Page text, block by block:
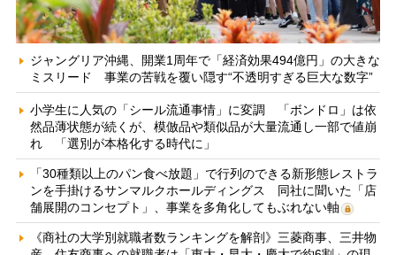
ジャングリア沖縄、開業1周年で「経済効果494億円」の大きな
ミスリード 事業の苦戦を覆い隠す“不透明すぎる巨大な数字”
小学生に人気の「シール流通事情」に変調 「ボンドロ」は依
然品薄状態が続くが、模倣品や類似品が大量流通し一部で値崩
れ 「選別が本格化する時代に」
「30種類以上のパン食べ放題」で行列のできる新形態レストラ
ンを手掛けるサンマルクホールディングス 同社に聞いた「店
舗展開のコンセプト」、事業を多角化してもぶれない軸
《商社の大学別就職者数ランキングを解剖》三菱商事、三井物